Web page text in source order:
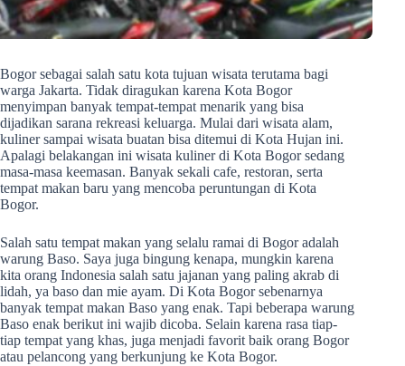
Bogor sebagai salah satu kota tujuan wisata terutama bagi
warga Jakarta. Tidak diragukan karena Kota Bogor
menyimpan banyak tempat-tempat menarik yang bisa
dijadikan sarana rekreasi keluarga. Mulai dari wisata alam,
kuliner sampai wisata buatan bisa ditemui di Kota Hujan ini.
Apalagi belakangan ini wisata kuliner di Kota Bogor sedang
masa-masa keemasan. Banyak sekali cafe, restoran, serta
tempat makan baru yang mencoba peruntungan di Kota
Bogor.
Salah satu tempat makan yang selalu ramai di Bogor adalah
warung Baso. Saya juga bingung kenapa, mungkin karena
kita orang Indonesia salah satu jajanan yang paling akrab di
lidah, ya baso dan mie ayam. Di Kota Bogor sebenarnya
banyak tempat makan Baso yang enak. Tapi beberapa warung
Baso enak berikut ini wajib dicoba. Selain karena rasa tiap-
tiap tempat yang khas, juga menjadi favorit baik orang Bogor
atau pelancong yang berkunjung ke Kota Bogor.